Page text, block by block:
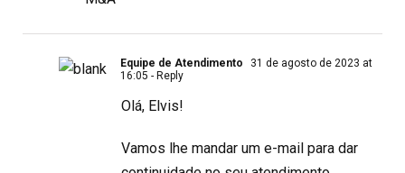
Equipe de Atendimento
31 de agosto de 2023 at
16:05 - Reply
Olá, Elvis!
Vamos lhe mandar um e-mail para dar